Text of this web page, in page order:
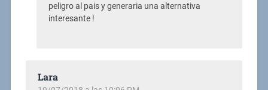
peligro al pais y generaria una alternativa
interesante !
Lara